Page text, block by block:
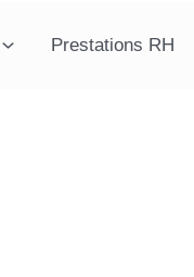
Prestations RH